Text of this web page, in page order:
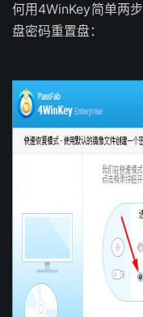
何用4WinKey简单两
盘密码重置盘：